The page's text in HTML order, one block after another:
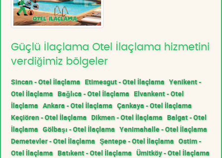
Güçlü İlaçlama Otel İlaçlama hizmetini
verdiğimiz bölgeler
Sincan - Otel İlaçlama Etimesgut - Otel İlaçlama Yenikent -
Otel İlaçlama Bağlıca - Otel İlaçlama Elvankent - Otel
İlaçlama Ankara - Otel İlaçlama Çankaya - Otel İlaçlama
Keçiören - Otel İlaçlama Dikmen - Otel İlaçlama Balgat - Otel
İlaçlama Gölbaşı - Otel İlaçlama Yenimahalle - Otel İlaçlama
Demetevler - Otel İlaçlama Şentepe - Otel İlaçlama Ostim -
Otel İlaçlama Batıkent - Otel İlaçlama Ümitköy - Otel İlaçlama